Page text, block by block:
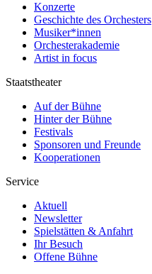
Konzerte
Geschichte des Orchesters
Musiker*innen
Orchesterakademie
Artist in focus
Staatstheater
Auf der Bühne
Hinter der Bühne
Festivals
Sponsoren und Freunde
Kooperationen
Service
Aktuell
Newsletter
Spielstätten & Anfahrt
Ihr Besuch
Offene Bühne